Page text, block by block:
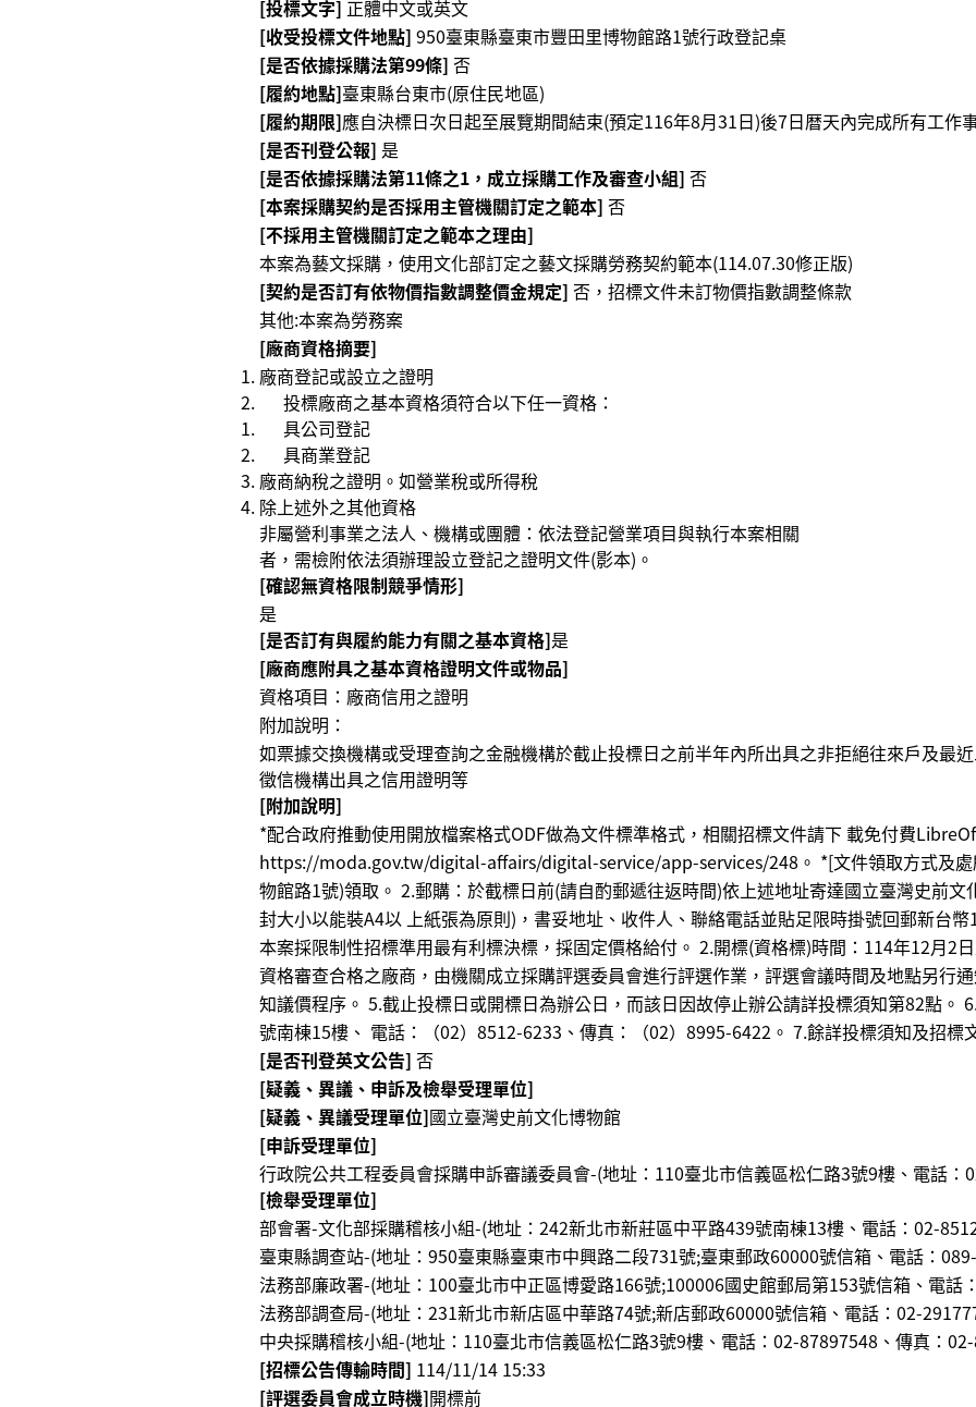
[投標文字] 正體中文或英文
[收受投標文件地點] 950臺東縣臺東市豐田里博物館路1號行政登記桌
[是否依據採購法第99條] 否
[履約地點]臺東縣台東市(原住民地區)
[履約期限]應自決標日次日起至展覽期間結束(預定116年8月31日)後7日暦天內完成所有工作
[是否刊登公報] 是
[是否依據採購法第11條之1，成立採購工作及審查小組] 否
[本案採購契約是否採用主管機關訂定之範本] 否
[不採用主管機關訂定之範本之理由]
本案為藝文採購，使⽤文化部訂定之藝文採購勞務契約範本(114.07.30修正版)
[契約是否訂有依物價指數調整價金規定] 否，招標文件未訂物價指數調整條款
其他:本案為勞務案
[廠商資格摘要]
廠商登記或設立之證明
投標廠商之基本資格須符合以下任一資格：
具公司登記
具商業登記
廠商納稅之證明。如營業稅或所得稅
除上述外之其他資格
非屬營利事業之法人、機構或團體：依法登記營業項目與執行本案相關
者，需檢附依法須辦理設立登記之證明文件(影本)。
[確認無資格限制競爭情形]
是
[是否訂有與履約能力有關之基本資格]是
[廠商應附具之基本資格證明文件或物品]
資格項目：廠商信用之證明
附加說明：
如票據交換機構或受理查詢之金融機構於截止投標日之前半年內所出具之非拒絕往來戶及最
徵信機構出具之信用證明等
[附加說明]
*配合政府推動使⽤開放檔案格式ODF做為文件標準格式，相關招標文件請下 載免付費
https://moda.gov.tw/digital-affairs/digital-service/app-services/248。 *[文件領取⽅式及處
物館路1號)領取。 2.郵購：於截標⽇前(請⾃酌郵遞往返時間)依上述地址寄達國立臺灣史前
封⼤⼩以能裝A4以 上紙張為原則)，書妥地址、收件⼈、聯絡電話並貼⾜限時掛號回郵新台
本案採限制性招標準⽤最有利標決標，採固定價格給付。 2.開標(資格標)時間：114年12⽉2
資格審查合格之廠商，由機關成立採購評選委員會進⾏評選作業，評選會議時間及地點另⾏
知議價程序。 5.截⽌投標⽇或開標⽇為辦公⽇，⽽該⽇因故停⽌辦公請詳投標須知第82點。
號南棟15樓、 電話：（02）8512-6233、傳真：（02）8995-6422。 7.餘詳投標須知及招
[是否刊登英文公告] 否
[疑義、異議、申訴及檢舉受理單位]
[疑義、異議受理單位]國立臺灣史前文化博物館
[申訴受理單位]
行政院公共工程委員會採購申訴審議委員會-(地址：110臺北市信義區松仁路3號9樓、電話
[檢舉受理單位]
部會署-文化部採購稽核小組-(地址：242新北市新莊區中平路439號南棟13樓、電話：02-
臺東縣調查站-(地址：950臺東縣臺東市中興路二段731號;臺東郵政60000號信箱、電話：
法務部廉政署-(地址：100臺北市中正區博愛路166號;100006國史館郵局第153號信箱、電話
法務部調查局-(地址：231新北市新店區中華路74號;新店郵政60000號信箱、電話：02-
中央採購稽核小組-(地址：110臺北市信義區松仁路3號9樓、電話：02-87897548、傳真：
[招標公告傳輸時間] 114/11/14 15:33
[評選委員會成立時機]開標前